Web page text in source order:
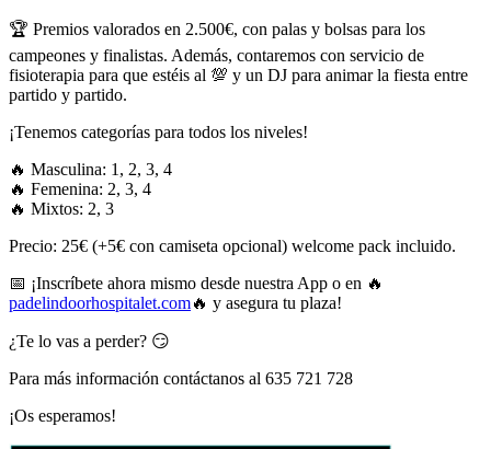
🏆 Premios valorados en 2.500€, con palas y bolsas para los
campeones y finalistas. Además, contaremos con servicio de
fisioterapia para que estéis al 💯 y un DJ para animar la fiesta entre
partido y partido.
¡Tenemos categorías para todos los niveles!
🔥 Masculina: 1, 2, 3, 4
🔥 Femenina: 2, 3, 4
🔥 Mixtos: 2, 3
Precio: 25€ (+5€ con camiseta opcional) welcome pack incluido.
📅 ¡Inscríbete ahora mismo desde nuestra App o en 🔥
padelindoorhospitalet.com🔥 y asegura tu plaza!
¿Te lo vas a perder? 😏
Para más información contáctanos al 635 721 728
¡Os esperamos!